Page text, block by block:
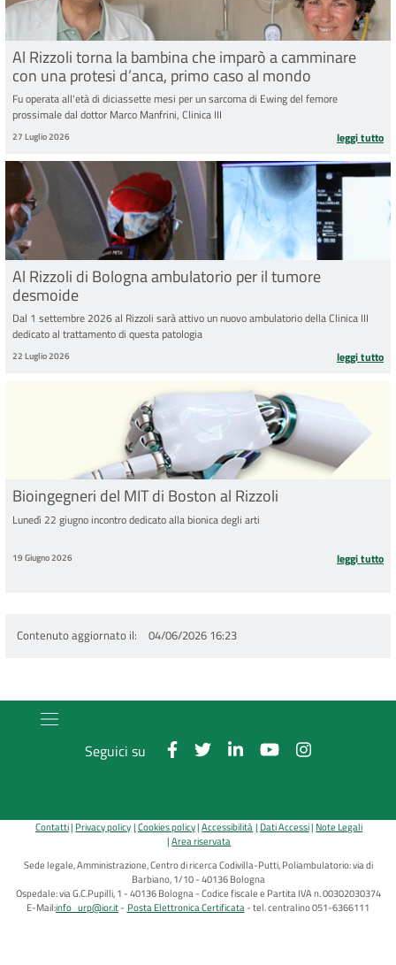
Al Rizzoli torna la bambina che imparò a camminare
con una protesi d’anca, primo caso al mondo
Fu operata all'età di diciassette mesi per un sarcoma di Ewing del femore
prossimale dal dottor Marco Manfrini, Clinica III
27 Luglio 2026 leggi tutto
Al Rizzoli di Bologna ambulatorio per il tumore
desmoide
Dal 1 settembre 2026 al Rizzoli sarà attivo un nuovo ambulatorio della Clinica III
dedicato al trattamento di questa patologia
22 Luglio 2026 leggi tutto
Bioingegneri del MIT di Boston al Rizzoli
Lunedì 22 giugno incontro dedicato alla bionica degli arti
19 Giugno 2026 leggi tutto
Contenuto aggiornato il 04/06/2026 16:23
Seguici su
Contatti Privacy policy Cookies policy Accessibilità Dati Accessi Note Legali
Area riservata
Sede legale, Amministrazione, Centro di ricerca Codivilla-Putti, Poliambulatorio: via di
Barbiano, 1/10 - 40136 Bologna
Ospedale: via G.C.Pupilli, 1 - 40136 Bologna - Codice fiscale e Partita IVA n. 00302030374
E-Mail:info_urp@ior.it Posta Elettronica Certificata tel. centralino 051-6366111